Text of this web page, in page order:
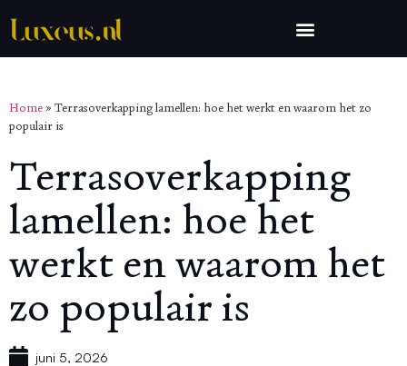
Home » Terrasoverkapping lamellen: hoe het werkt en waarom het zo
populair is
Terrasoverkapping
lamellen: hoe het
werkt en waarom het
zo populair is
juni 5, 2026